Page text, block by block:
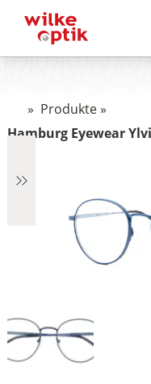
» Produkte»
Hamburg Eyewear